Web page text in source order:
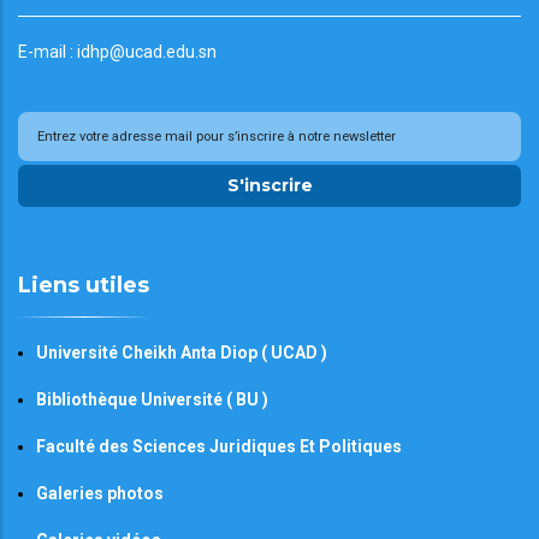
E-mail : idhp@ucad.edu.sn
S'inscrire
Liens utiles
Université Cheikh Anta Diop ( UCAD )
Bibliothèque Université ( BU )
Faculté des Sciences Juridiques Et Politiques
Galeries photos